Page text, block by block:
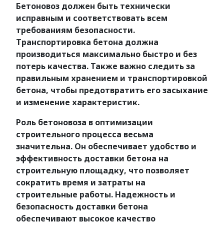
Бетоновоз должен быть технически
исправным и соответствовать всем
требованиям безопасности.
Транспортировка бетона должна
производиться максимально быстро и без
потерь качества. Также важно следить за
правильным хранением и транспортировкой
бетона, чтобы предотвратить его засыхание
и изменение характеристик.
Роль бетоновоза в оптимизации
строительного процесса весьма
значительна. Он обеспечивает удобство и
эффективность доставки бетона на
строительную площадку, что позволяет
сократить время и затраты на
строительные работы. Надежность и
безопасность доставки бетона
обеспечивают высокое качество